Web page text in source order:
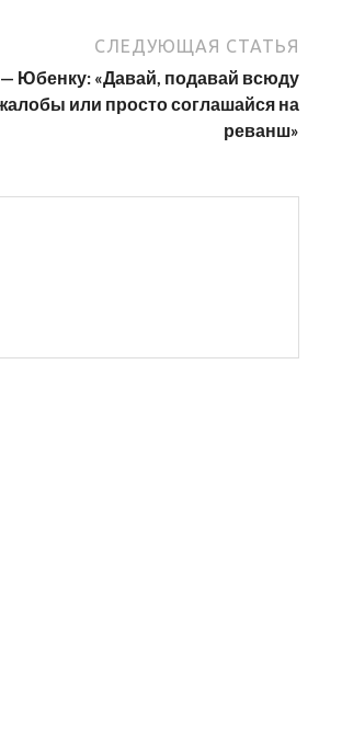
СЛЕДУЮЩАЯ СТАТЬЯ
Юбенку: «Давай, подавай всюду
или просто соглашайся на
реванш»